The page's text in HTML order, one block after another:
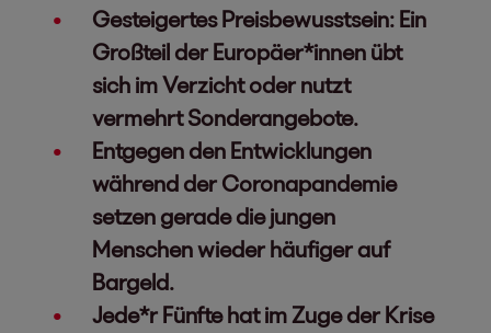
Gesteigertes Preisbewusstsein: Ein
Großteil der Europäer*innen übt
sich im Verzicht oder nutzt
vermehrt Sonderangebote.
Entgegen den Entwicklungen
während der Coronapandemie
setzen gerade die jungen
Menschen wieder häufiger auf
Bargeld.
Jede*r Fünfte hat im Zuge der Krise